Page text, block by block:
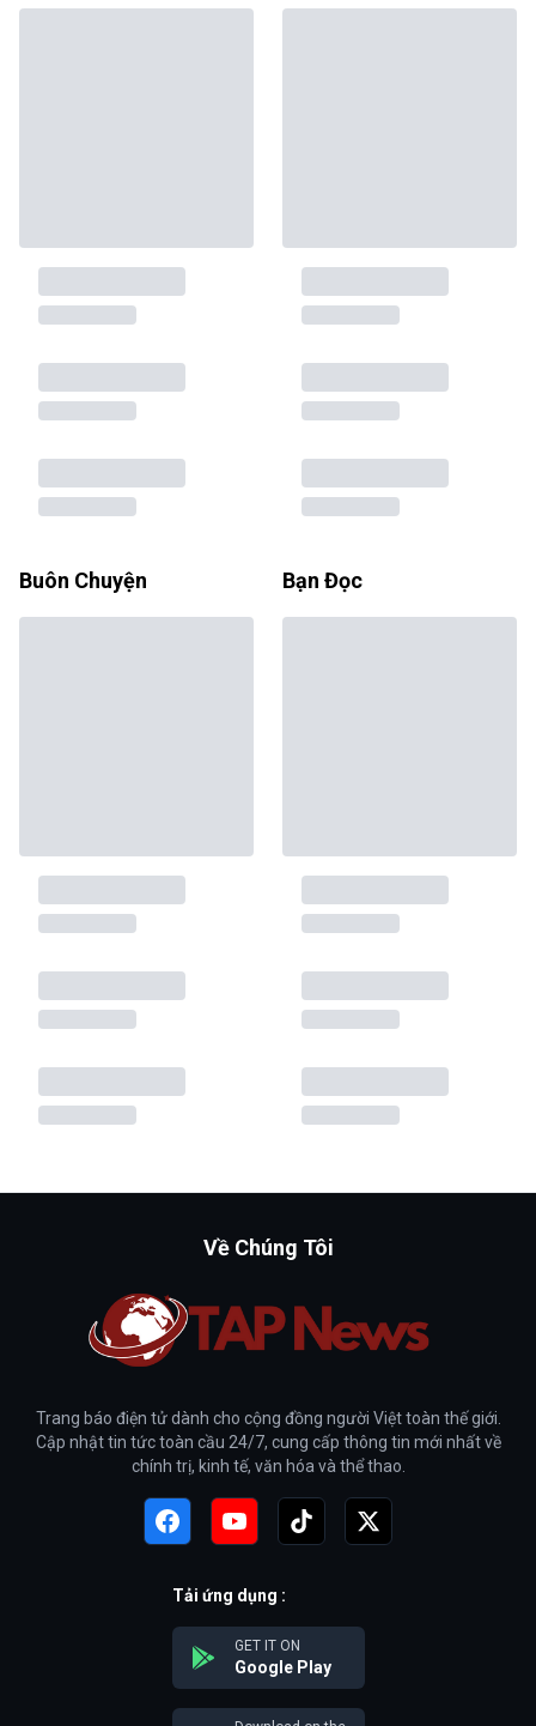
Buôn Chuyện Bạn Đọc
Về Chúng Tôi
Trang báo điện tử dành cho cộng đồng người Việt toàn thế giới.
Cập nhật tin tức toàn cầu 24/7, cung cấp thông tin mới nhất về
chính trị, kinh tế, văn hóa và thể thao.
Tải ứng dụng :
GET IT ON
Google Play